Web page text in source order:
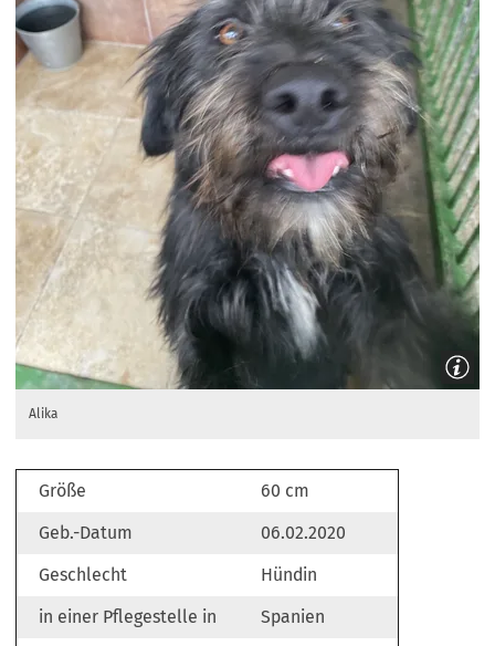
Alika
Größe
60 cm
Geb.-Datum
06.02.2020
Geschlecht
Hündin
in einer Pflegestelle in
Spanien